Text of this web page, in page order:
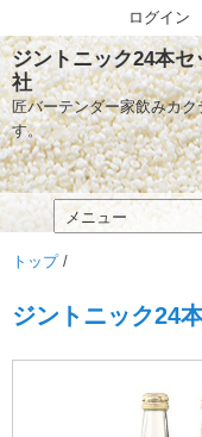
ジントニック24本
社
匠バーテンダー家飲みカ
す。
トップ/
ジントニック24
ログイン